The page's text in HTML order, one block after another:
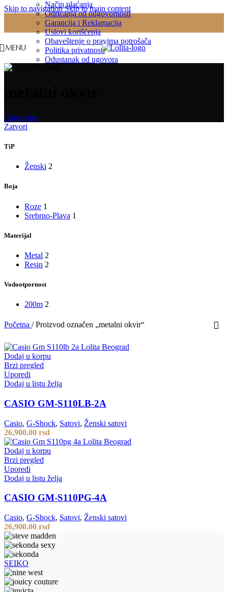
Skip to navigationSkip to main content
Način plaćanja
Odricanja od odgovornosti
Garancija i Reklamacija
Uslovi korišćenja
Obaveštenje o pravima potrošača
Politika privatnosti
Odustanak od ugovora
MENU
Categories
Zatvori
TiP
Ženski 2
Boja
Roze 1
Srebrno-Plava 1
Materijal
Metal 2
Resin 2
Vodootpornost
200m 2
Početna / Proizvod označen „metalni okvir“
Dodaj u korpu
Brzi pregled
Uporedi
Dodaj u listu želja
CASIO GM-S110LB-2A
Casio, G-Shock, Satovi, Ženski satovi
26,900.00 rsd
Dodaj u korpu
Brzi pregled
Uporedi
Dodaj u listu želja
CASIO GM-S110PG-4A
Casio, G-Shock, Satovi, Ženski satovi
26,900.00 rsd
SEIKO